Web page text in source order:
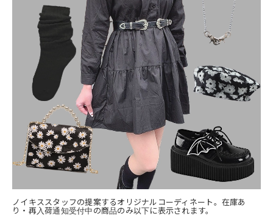
ノイキススタッフの提案するオリジナルコーディネート。在庫あ
り・再入荷通知受付中の商品のみ以下に表示されます。